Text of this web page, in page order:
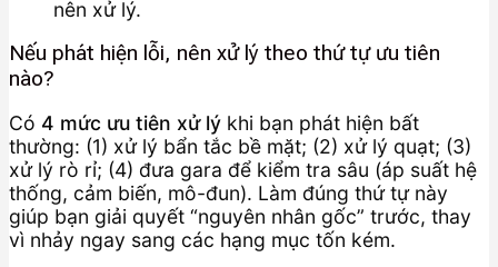
nên xử lý.
Nếu phát hiện lỗi, nên xử lý theo thứ tự ưu tiên
nào?
Có 4 mức ưu tiên xử lý khi bạn phát hiện bất
thường: (1) xử lý bẩn tắc bề mặt; (2) xử lý quạt; (3)
xử lý rò rỉ; (4) đưa gara để kiểm tra sâu (áp suất hệ
thống, cảm biến, mô-đun). Làm đúng thứ tự này
giúp bạn giải quyết “nguyên nhân gốc” trước, thay
vì nhảy ngay sang các hạng mục tốn kém.